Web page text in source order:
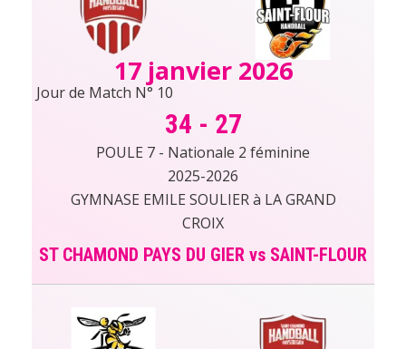
17 janvier 2026
Jour de Match N° 10
34 - 27
POULE 7 - Nationale 2 féminine
2025-2026
GYMNASE EMILE SOULIER à LA GRAND
CROIX
ST CHAMOND PAYS DU GIER vs SAINT-FLOUR